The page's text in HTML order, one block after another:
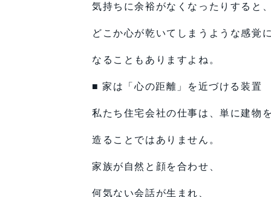
気持ちに余裕がなくなったりすると、
どこか心が乾いてしまうような感覚に
なることもありますよね。
■ 家は「心の距離」を近づける装置
私たち住宅会社の仕事は、単に建物を
造ることではありません。
家族が自然と顔を合わせ、
何気ない会話が生まれ、